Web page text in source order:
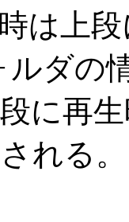
は上
ダの
に再
れる